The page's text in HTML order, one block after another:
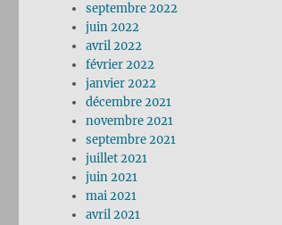
septembre 2022
juin 2022
avril 2022
février 2022
janvier 2022
décembre 2021
novembre 2021
septembre 2021
juillet 2021
juin 2021
mai 2021
avril 2021